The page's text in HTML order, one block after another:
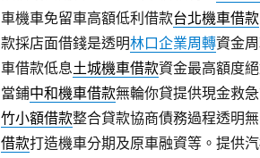
車機車免留車高額低利借款台北機車借款
款採店面借錢是透明林口企業周轉資金
車借款低息土城機車借款資金最高額度
當鋪中和機車借款無輪你貸提供現金救
竹小額借款整合貸款協商債務過程透明
借款打造機車分期及原車融資等。提供